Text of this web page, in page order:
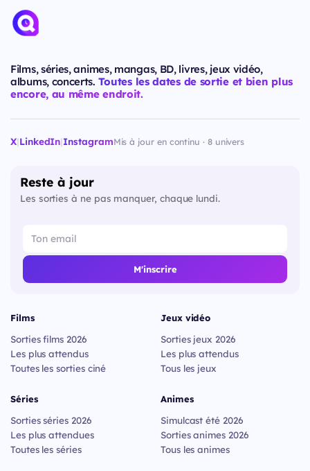
Films, séries, animes, mangas, BD, livres, jeux vidéo,
albums, concerts. Toutes les dates de sortie et bien plus
encore, au même endroit.
X|LinkedIn|InstagramMis à jour en continu · 8 univers
Reste à jour
Les sorties à ne pas manquer, chaque lundi.
M'inscrire
Films
Sorties films 2026
Les plus attendus
Toutes les sorties ciné
Séries
Sorties séries 2026
Les plus attendues
Toutes les séries
Jeux vidéo
Sorties jeux 2026
Les plus attendus
Tous les jeux
Animes
Simulcast été 2026
Sorties animes 2026
Tous les animes